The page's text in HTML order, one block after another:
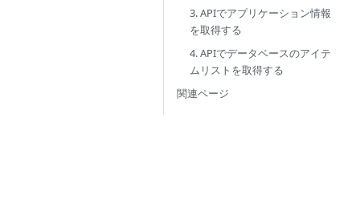
3. APIでアプリケーション情報
を取得する
4. APIでデータベースのアイテ
ムリストを取得する
関連ページ